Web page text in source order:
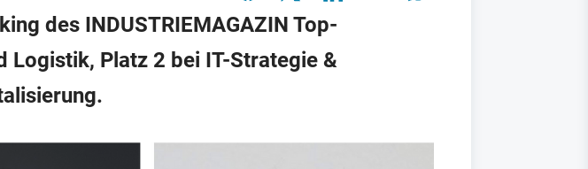
des INDUSTRIEMAGAZIN Top-
Logistik, Platz 2 bei IT-Strategie &